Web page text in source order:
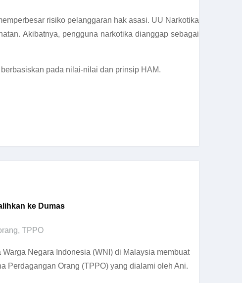
risiko pelanggaran hak asasi. UU Narkotika
Akibatnya, pengguna narkotika dianggap sebagai
pada nilai-nilai dan prinsip HAM.
ke Dumas
, TPPO
Negara Indonesia (WNI) di Malaysia membuat
Perdagangan Orang (TPPO) yang dialami oleh Ani.